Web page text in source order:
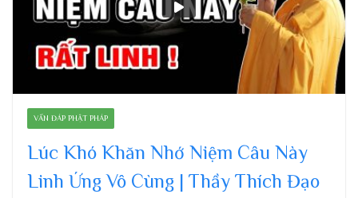
VẤN ĐÁP PHẬT PHÁP
Lúc Khó Khăn Nhớ Niệm Câu Này
Linh Ứng Vô Cùng | Thầy Thích Đạo